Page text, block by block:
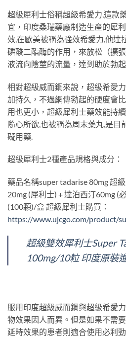
超級犀利士俗稱超級希愛力,這款
宜，印度桑瑞藥廠制造生產的犀
效,在歐美被稱為強效希愛力,他達
磷酸二酯酶的作用，來放松（擴
液流向陰莖的流量，達到助於勃
相對超級威而鋼來說，超級希愛
加持久，不過網傳勃起的硬度會
用也更小，超級犀利士藥效能持
隨心所欲,也被稱為周末藥丸,是目
礙用藥.
超級犀利士2種產品規格與成分：
藥品名稱super tadarise 80mg 超
20mg (犀利士) + 達泊西汀60mg (
(100顆)/盒 超級犀利士購買：
https://www.ujcgo.com/product/
超級雙效犀利士Super
100mg/10粒 印度原裝
服用印度超級威而鋼與超級希愛
物效果因人而異。但是如果不需
延時效果的患者則適合使用必利